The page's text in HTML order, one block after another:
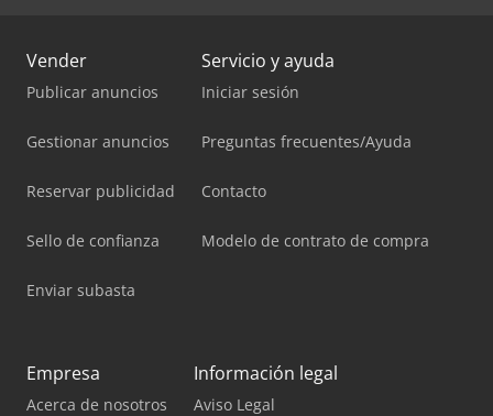
Vender
Publicar anuncios
Gestionar anuncios
Reservar publicidad
Sello de confianza
Enviar subasta
Servicio y ayuda
Iniciar sesión
Preguntas frecuentes/Ayuda
Contacto
Modelo de contrato de compra
Empresa
Acerca de nosotros
Información legal
Aviso Legal